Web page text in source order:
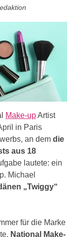
Make-upArtist
in Paris
an dem die
aus 18
lautete: ein
Michael
„Twiggy“
für die Marke
National Make-